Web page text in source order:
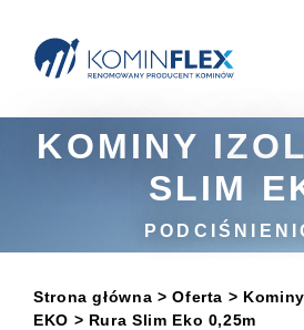
Main Navigation
KOMINY
SLIM
Strona główna > Oferta >
EKO > Rura Slim Eko 0,25m